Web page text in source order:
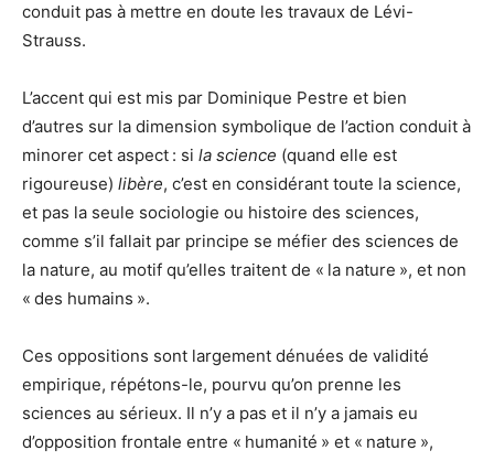
conduit pas à mettre en doute les travaux de Lévi-
Strauss.
L’accent qui est mis par Dominique Pestre et bien
d’autres sur la dimension symbolique de l’action conduit à
minorer cet aspect : si la science (quand elle est
rigoureuse) libère, c’est en considérant toute la science,
et pas la seule sociologie ou histoire des sciences,
comme s’il fallait par principe se méfier des sciences de
la nature, au motif qu’elles traitent de « la nature », et non
« des humains ».
Ces oppositions sont largement dénuées de validité
empirique, répétons-le, pourvu qu’on prenne les
sciences au sérieux. Il n’y a pas et il n’y a jamais eu
d’opposition frontale entre « humanité » et « nature »,